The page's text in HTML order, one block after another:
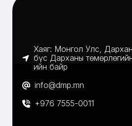
Хаяг: Монгол Улс,
бүс Дарханы
ийн байр
info@dmp.mn
+976 7555-0011